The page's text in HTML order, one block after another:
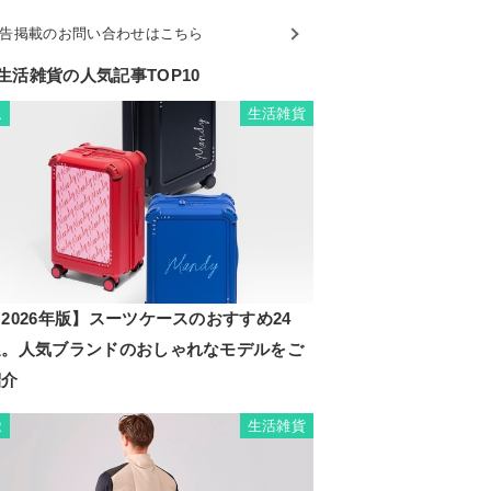
掲載のお問い合わせはこちら
活雑貨の人気記事TOP10
生活雑貨
年版】スーツケースのおすすめ24
人気ブランドのおしゃれなモデルをご
生活雑貨